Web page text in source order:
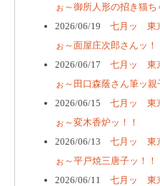
ぉ～御所人形の招き猫ち
2026/06/19 七月ッ 東
ぉ～面屋庄次郎さんッ！
2026/06/17 七月ッ 東
ぉ～田口森蔭さん筆ッ親
2026/06/15 七月ッ 東
ぉ～変木香炉ッ！！
2026/06/13 七月ッ 東
ぉ～平戸焼三唐子ッ！！
2026/06/11
七月ッ 東